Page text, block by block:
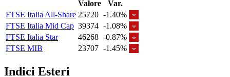
Valore
Var.
FTSE Italia All-Share 25720 -1.40%
FTSE Italia Mid Cap 39374 -1.08%
FTSE Italia Star
46268 -0.87%
FTSE MIB
23707 -1.45%
Indici Esteri